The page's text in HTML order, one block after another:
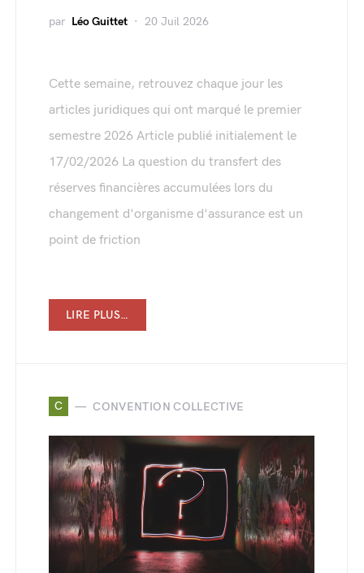
par Léo Guittet 20 Juil 2026
Cette semaine, retrouvez chaque jour les
articles juridiques qui ont marqué le premier
semestre 2026 Article publié initialement le
17/02/2026 La question du transfert des
réserves financières accumulées lors du
changement d'organisme d'assurance est un
point de friction
LIRE PLUS…
C CONVENTION COLLECTIVE